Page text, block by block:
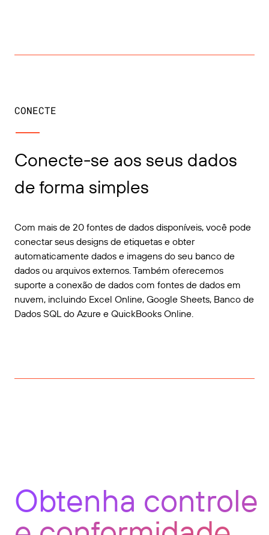
CONECTE
Conecte-se aos seus dados
de forma simples
Com mais de 20 fontes de dados disponíveis, você pode
conectar seus designs de etiquetas e obter
automaticamente dados e imagens do seu banco de
dados ou arquivos externos. Também oferecemos
suporte a conexão de dados com fontes de dados em
nuvem, incluindo Excel Online, Google Sheets, Banco de
Dados SQL do Azure e QuickBooks Online.
Obtenha controle